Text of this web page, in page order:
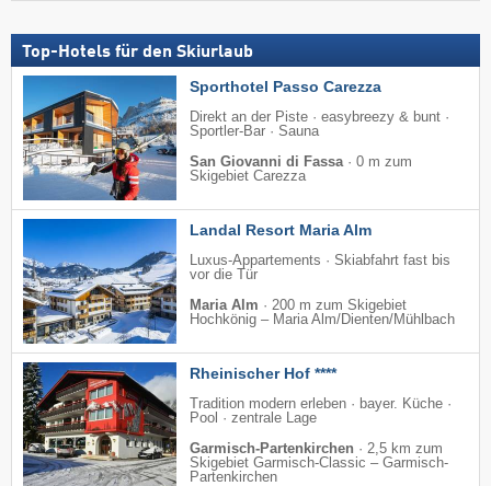
Top-Hotels für den Skiurlaub
Sporthotel Passo Carezza
Direkt an der Piste · easybreezy & bunt ·
Sportler-Bar · Sauna
San Giovanni di Fassa · 0 m zum
Skigebiet Carezza
Landal Resort Maria Alm
Luxus-Appartements · Skiabfahrt fast bis
vor die Tür
Maria Alm · 200 m zum Skigebiet
Hochkönig – Maria Alm/​Dienten/​Mühlbach
Rheinischer Hof ****
Tradition modern erleben · bayer. Küche ·
Pool · zentrale Lage
Garmisch-Partenkirchen · 2,5 km zum
Skigebiet Garmisch-Classic – Garmisch-
Partenkirchen